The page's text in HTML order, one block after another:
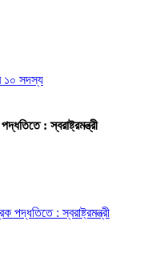
: স্বরাষ্ট্রমন্ত্রী